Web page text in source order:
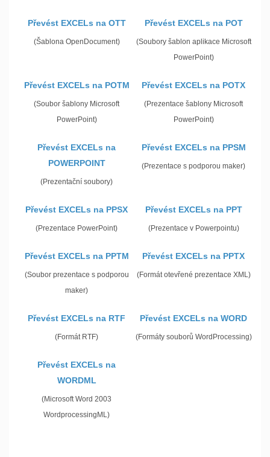
Převést EXCELs na OTT
(Šablona OpenDocument)
Převést EXCELs na POT
(Soubory šablon aplikace Microsoft
PowerPoint)
Převést EXCELs na POTM
(Soubor šablony Microsoft
PowerPoint)
Převést EXCELs na POTX
(Prezentace šablony Microsoft
PowerPoint)
Převést EXCELs na
POWERPOINT
(Prezentační soubory)
Převést EXCELs na PPSM
(Prezentace s podporou maker)
Převést EXCELs na PPSX
(Prezentace PowerPoint)
Převést EXCELs na PPT
(Prezentace v Powerpointu)
Převést EXCELs na PPTM
(Soubor prezentace s podporou
maker)
Převést EXCELs na PPTX
(Formát otevřené prezentace XML)
Převést EXCELs na RTF
(Formát RTF)
Převést EXCELs na WORD
(Formáty souborů WordProcessing)
Převést EXCELs na
WORDML
(Microsoft Word 2003
WordprocessingML)